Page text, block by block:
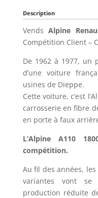
Description
VendsAlpine
Compétition Client –
De 1962 à 1977, un
d’une voiture
usines de Dieppe.
Cette voiture, c’est
carrosserie en fibre
en porte à faux
L’Alpine A110
compétition.
Au fil des années,
variantes vont
production réduite